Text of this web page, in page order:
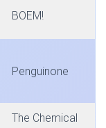
BOEM!
Penguinone
The Chemical